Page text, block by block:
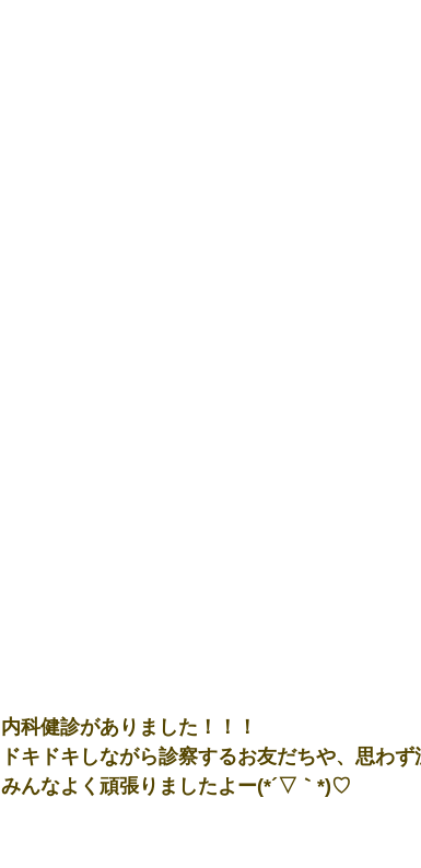
内科健診がありました！！！
ドキドキしながら診察するお友だちや、思わ
みんなよく頑張りましたよー(*´▽｀*)♡